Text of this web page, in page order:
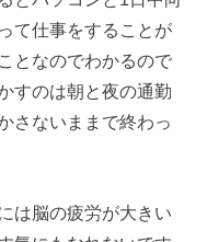
て仕事をすることが
となのでわかるので
すのは朝と夜の通勤
さないままで終わっ
は脳の疲労が大きい